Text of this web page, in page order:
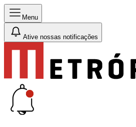
Menu
Ative nossas notificações